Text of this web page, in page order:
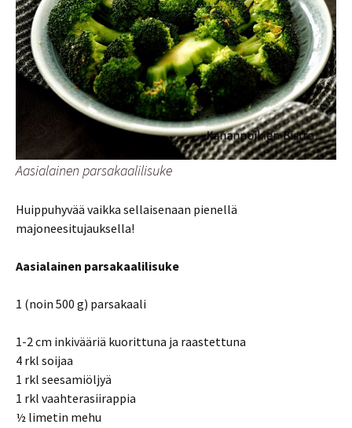
Aasialainen parsakaalilisuke
Huippuhyvää vaikka sellaisenaan pienellä
majoneesitujauksella!
Aasialainen parsakaalilisuke
1 (noin 500 g) parsakaali
1-2 cm inkivääriä kuorittuna ja raastettuna
4 rkl soijaa
1 rkl seesamiöljyä
1 rkl vaahterasiirappia
½ limetin mehu